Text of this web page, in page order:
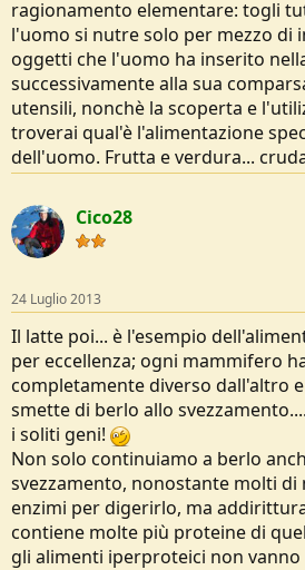
ragionamento elementare: togli
l'uomo si nutre solo per mezzo di
oggetti che l'uomo ha inserito
successivamente alla sua
utensili, nonchè la scoperta e
troverai qual'è l'alimentazione
dell'uomo. Frutta e verdura...
Cico28
24 Luglio 2013
Il latte poi... è l'esempio
per eccellenza; ogni mammifero
completamente diverso dall'altro
smette di berlo allo
i soliti geni!
Non solo continuiamo a berlo
svezzamento, nonostante molti di
enzimi per digerirlo, ma
contiene molte più proteine di
gli alimenti iperproteici non vanno